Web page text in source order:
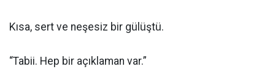
Kısa, sert ve neşesiz bir gülüştü.
“Tabii. Hep bir açıklaman var.”